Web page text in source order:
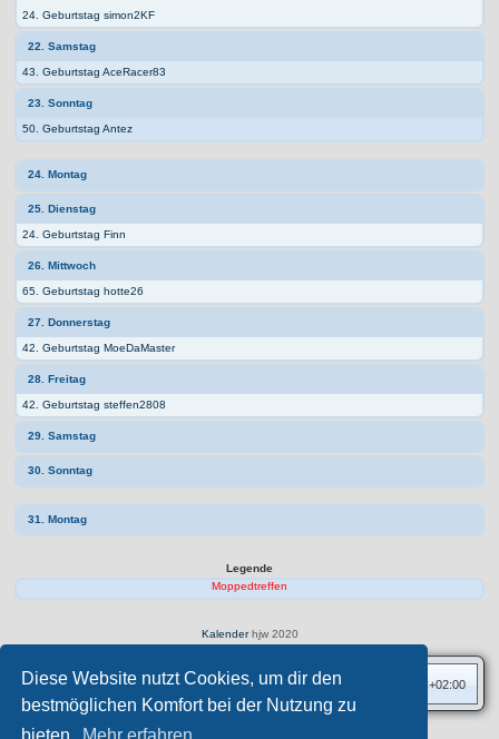
Diese Website nutzt Cookies, um dir den
bestmöglichen Komfort bei der Nutzung zu
24. Geburtstag simon2KF
22. Samstag
43. Geburtstag AceRacer83
23. Sonntag
50. Geburtstag Antez
24. Montag
25. Dienstag
24. Geburtstag Finn
26. Mittwoch
65. Geburtstag hotte26
27. Donnerstag
42. Geburtstag MoeDaMaster
28. Freitag
42. Geburtstag steffen2808
29. Samstag
30. Sonntag
31. Montag
Legende
Moppedtreffen
Kalenderhjw 2020
Foren-Übersicht Alle Zeiten sind UTC+02:00